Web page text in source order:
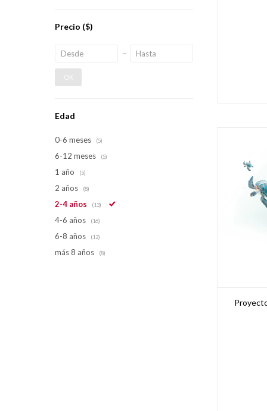
Precio ($)
OK
Edad
0-6 meses (5)
6-12 meses (5)
1 año (5)
2 años (8)
2-4 años (13)
4-6 años (16)
6-8 años (12)
más 8 años (8)